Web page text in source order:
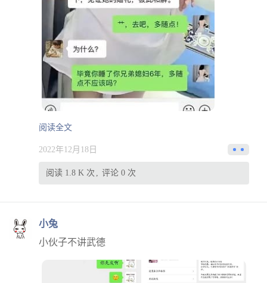
阅读全文
2022年12月18日
阅读 1.8 K 次 评论 0 次
小兔
小伙子不讲武德